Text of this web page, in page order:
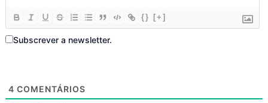
{} [+]
Subscrever a newsletter.
4 COMENTÁRIOS